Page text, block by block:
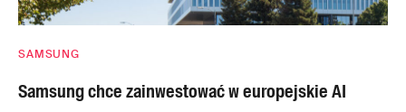
SAMSUNG
Samsung chce zainwestować w europejskie AI